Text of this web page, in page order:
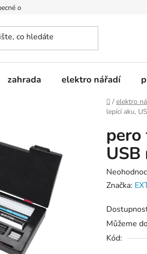
obchodní podmínky
zahrada elektro nářadí
Domů
/ elektro
lepící aku,
Průměrné
hodnocení
je
0,0
z
Značka:
Můžeme
Kód: